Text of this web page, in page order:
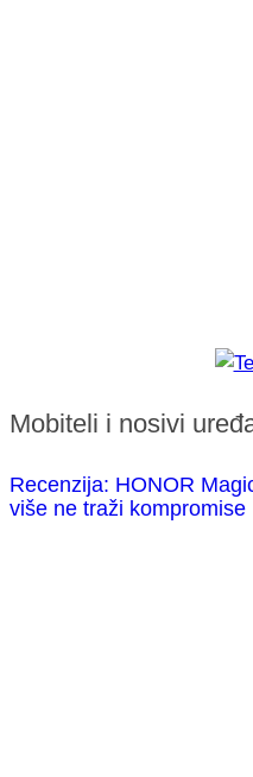
Mobiteli i nosivi
Recenzija: HONOR
više ne traži kompromise